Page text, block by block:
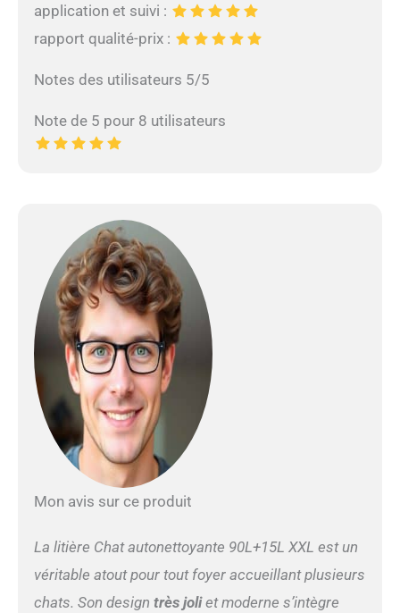
application et suivi :
rapport qualité-prix :
Notes des utilisateurs 5/5
Note de 5 pour 8 utilisateurs
Mon avis sur ce produit
La litière Chat autonettoyante 90L+15L XXL est un
véritable atout pour tout foyer accueillant plusieurs
chats. Son design très joliet moderne s’intègre